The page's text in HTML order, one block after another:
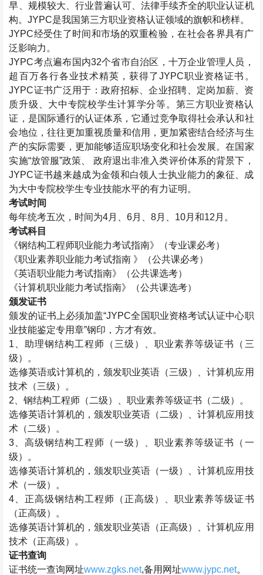
早、规模较大、行业普遍认可、法律手续齐全的职业认证机
构。JYPC是我国第三方职业资格认证领域的旗帜和榜样。
JYPC经受住了时间和市场的双重检验，在社会各界具有广
泛影响力。
JYPC考点遍布国内32个省市自治区，十万企业管理人员，
超百万各行各业技术精英，获得了JYPC职业资格证书。
JYPC证书广泛用于：政府招标、企业招聘、定岗加薪、资
质升级、大中专院校学生计算学分等。第三方职业资格认
证，是国际通行的认证体系，它通过竞争取得社会承认和社
会地位，往往更加重视质量和信用，更加紧密结合经济与生
产的实际需要，更加能够适应职场变化和社会发展。在国家
实施“放管服”政策、 政府退出非准入类评价体系的背景下，
JYPC证书越来越成为金领和白领人士执业能力的象征、成
为大中专院校学生专业技能水平的有力证明。
考试时间
每年统考五次，时间为4月、6月、8月、 10月和12 月。
考试科目
《钢结构工程师职业能力考试指南》（专业课必考）
《职业素养职业能力考试指南 》（公共课必考）
《英语职业能力考试指南》（公共课选考）
《计算机职业能力考试指南》（公共课选考）
颁发证书
颁发的证书上必须加盖“JYPC全国职业资格考试认证中心职
业技能鉴定专用章”钢印，方才有效。
1 、助理钢结构工程师（三级）、职业素养等级证书（三
级）。
选修英语或计算机的，颁发职业英语（三级）、计算机应用
技术（三级）。
2 、钢结构工程师（二级）、职业素养等级证书（二级）。
选修英语计算机的，颁发职业英语（二级）、计算机应用技
术（二级）。
3 、高级钢结构工程师（一级）、职业素养等级证书（一
级）。
选修英语计算机的，颁发职业英语（一级）、计算机应用技
术（一级）。
4 、正高级钢结构工程师（正高级）、职业素养等级证书
（正高级）。
选修英语计算机的，颁发职业英语（正高级）、计算机应用
技术（正高级）。
证书查询
证书统一查询网址www.zgks.net,备用网址www.jypc.net。